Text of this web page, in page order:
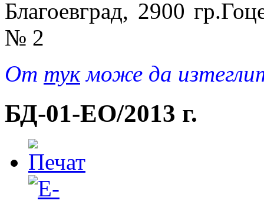
Благоевград, 2900
№ 2
От тукможе да
БД-01-EO/2013 г.